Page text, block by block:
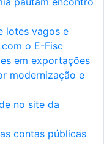
lotes vagos e
o E-Fisc
em exportações
modernização e
no site da
contas públicas